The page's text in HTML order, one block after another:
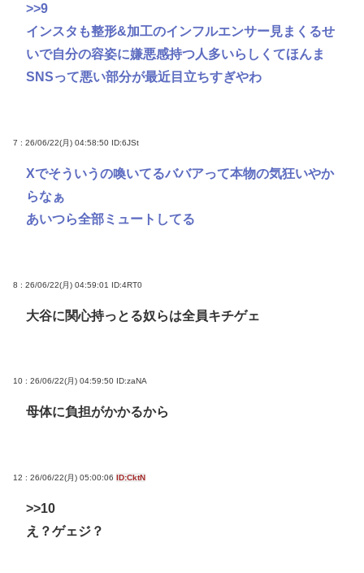
>>9
インスタも整形&加工のインフルエンサー見まくるせ
いで自分の容姿に嫌悪感持つ人多いらしくてほんま
SNSって悪い部分が最近目立ちすぎやわ
7 : 26/06/22(月) 04:58:50 ID:6JSt
Xでそういうの喚いてるババアって本物の気狂いやか
らなぁ
あいつら全部ミュートしてる
8 : 26/06/22(月) 04:59:01 ID:4RT0
大谷に関心持っとる奴らは全員キチゲェ
10 : 26/06/22(月) 04:59:50 ID:zaNA
母体に負担がかかるから
12 : 26/06/22(月) 05:00:06 ID:CktN
>>10
え？ゲェジ？